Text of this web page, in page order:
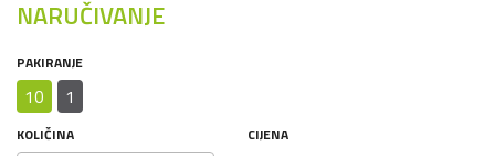
NARUČIVANJE
PAKIRANJE
10 1
KOLIČINA CIJENA